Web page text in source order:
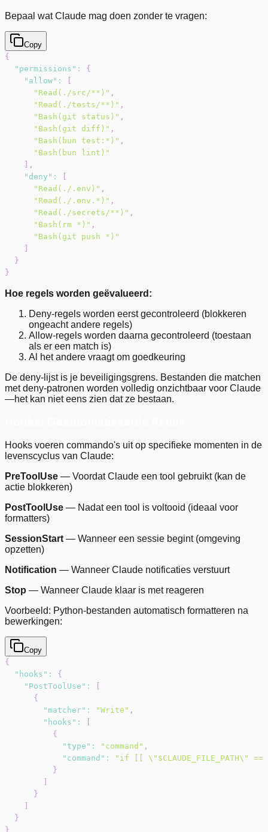
Bepaal wat Claude mag doen zonder te vragen:
Copy
{
"permissions" :
{
"allow" :
[
"Read(./src/**)" ,
"Read(./tests/**)" ,
"Bash(git status)" ,
"Bash(git diff)" ,
"Bash(bun test:*)" ,
"Bash(bun lint)"
] ,
"deny" :
[
"Read(./.env)" ,
"Read(./.env.*)" ,
"Read(./secrets/**)" ,
"Bash(rm *)" ,
"Bash(git push *)"
]
}
}
Hoe regels worden geëvalueerd:
Deny-regels worden eerst gecontroleerd (blokkeren
ongeacht andere regels)
Allow-regels worden daarna gecontroleerd (toestaan
als er een match is)
Al het andere vraagt om goedkeuring
De deny-lijst is je beveiligingsgrens. Bestanden die matchen
met deny-patronen worden volledig onzichtbaar voor Claude
—het kan niet eens zien dat ze bestaan.
Hooks voeren commando's uit op specifieke momenten in de
levenscyclus van Claude:
PreToolUse — Voordat Claude een tool gebruikt (kan de
actie blokkeren)
PostToolUse — Nadat een tool is voltooid (ideaal voor
formatters)
SessionStart — Wanneer een sessie begint (omgeving
opzetten)
Notification — Wanneer Claude notificaties verstuurt
Stop — Wanneer Claude klaar is met reageren
Voorbeeld: Python-bestanden automatisch formatteren na
bewerkingen:
Copy
{
"hooks" :
{
"PostToolUse" :
{
"matcher" : "Write" ,
"hooks" :
{
"type" : "command" ,
"command" :
"if [[ \"$CLAUDE_FILE_PATH\"
}
}
}
}